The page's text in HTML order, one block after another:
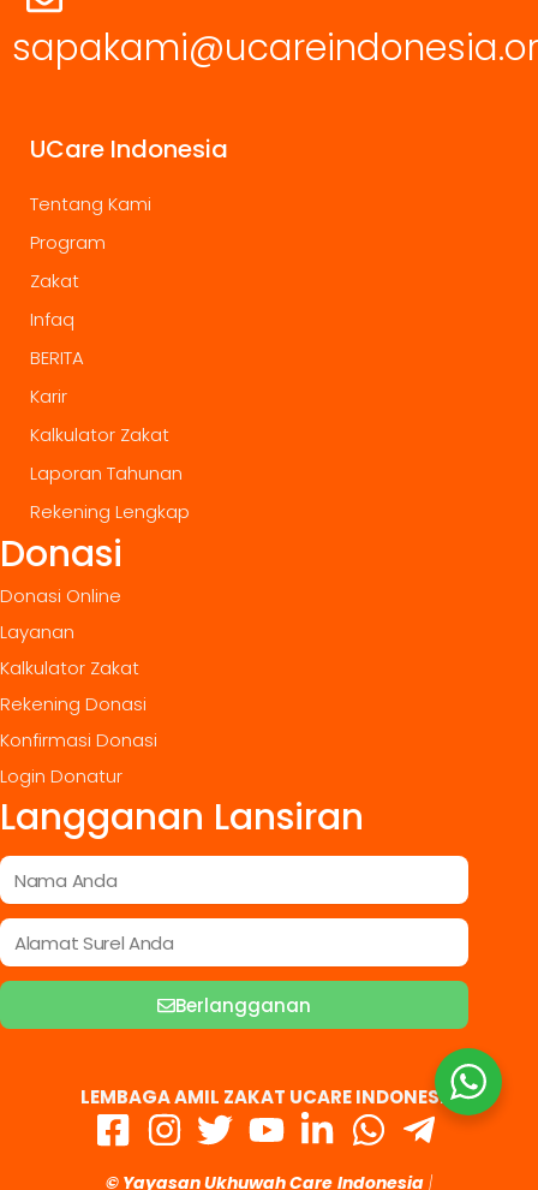
UCare Indonesia
Tentang Kami
Program
Zakat
Infaq
BERITA
Karir
Kalkulator Zakat
Laporan Tahunan
Rekening Lengkap
Donasi
Donasi Online
Layanan
Kalkulator Zakat
Rekening Donasi
Konfirmasi Donasi
Login Donatur
Langganan Lansiran
Berlangganan
LEMBAGA AMIL ZAKAT UCARE INDONESIA
© Yayasan Ukhuwah Care Indonesia |